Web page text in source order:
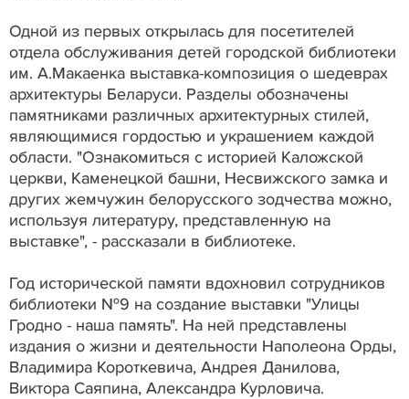
Одной из первых открылась для посетителей
отдела обслуживания детей городской библиотеки
им. А.Макаенка выставка-композиция о шедеврах
архитектуры Беларуси. Разделы обозначены
памятниками различных архитектурных стилей,
являющимися гордостью и украшением каждой
области. "Ознакомиться с историей Каложской
церкви, Каменецкой башни, Несвижского замка и
других жемчужин белорусского зодчества можно,
используя литературу, представленную на
выставке", - рассказали в библиотеке.
Год исторической памяти вдохновил сотрудников
библиотеки №9 на создание выставки "Улицы
Гродно - наша память". На ней представлены
издания о жизни и деятельности Наполеона Орды,
Владимира Короткевича, Андрея Данилова,
Виктора Саяпина, Александра Курловича.